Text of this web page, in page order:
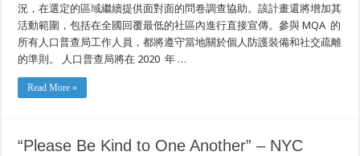
況，在選定的區域繼續提供面對面的問卷調查協助。該計畫還將增加其
活動範圍，包括在全國回覆最低的社區內進行直接宣傳。參與 MQA 的
所有人口普查局工作人員，都將遵守當地關於個人防護裝備和社交疏離
的準則。 人口普查局將在 2020 年 …
Read More »
“Please Be Kind to One Another” – NYC